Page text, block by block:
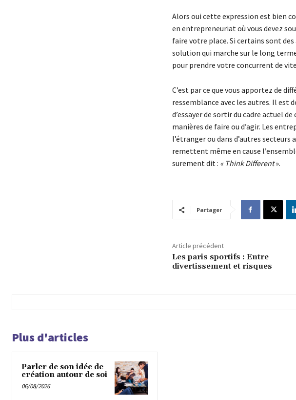
Alors oui cette expression est bien
en entrepreneuriat où vous devez
faire votre place. Si certains sont
solution qui marche sur le long
pour prendre votre concurrent de
C’est par ce que vous apportez de
ressemblance avec les autres. Il est
d’essayer de sortir du cadre actuel
manières de faire ou d’agir. Les
l’étranger ou dans d’autres
remettent même en cause
surement dit : « Think Different».
Partager
Article précédent
Les paris sportifs : Entre
divertissement et risques
Plus d'articles
Parler de son idée de
création autour de soi
06/08/2026